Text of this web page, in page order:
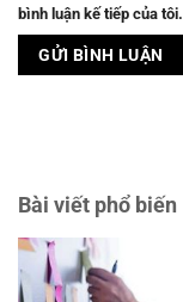
bình luận kế tiếp của tôi.
Bài viết phổ biến